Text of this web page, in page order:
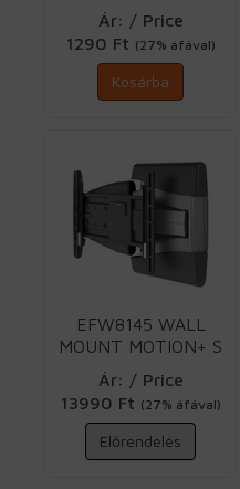
Ár: / Price
1290 Ft (27% áfával)
Kosárba
EFW8145 WALL
MOUNT MOTION+ S
Vogels
Ár: / Price
13990 Ft (27% áfával)
Előrendelés